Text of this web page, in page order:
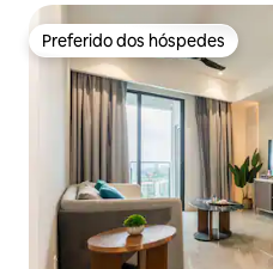
Preferido dos hóspedes
Preferido dos hóspedes